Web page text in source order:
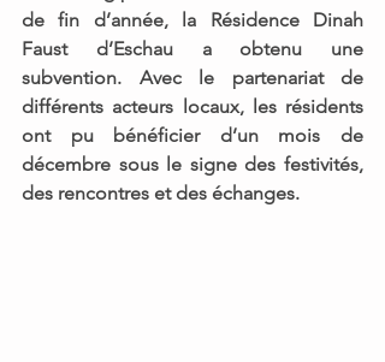
de fin d’année, la Résidence Dinah
Faust d’Eschau a obtenu une
subvention. Avec le partenariat de
différents acteurs locaux, les résidents
ont pu bénéficier d’un mois de
décembre sous le signe des festivités,
des rencontres et des échanges.